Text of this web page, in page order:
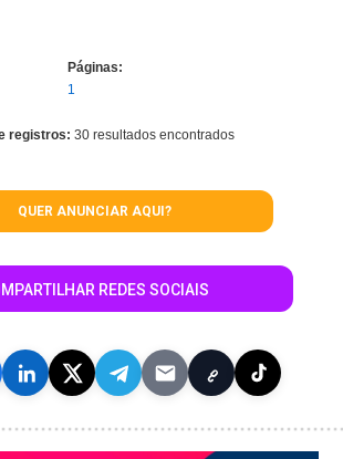
Páginas:
1
registros: 30 resultados encontrados
QUER ANUNCIAR AQUI?
REDES SOCIAIS